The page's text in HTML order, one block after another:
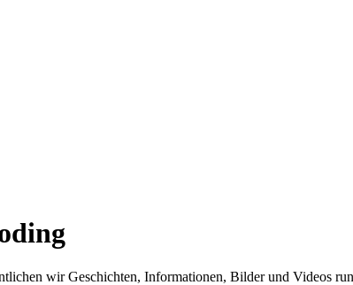
wir Geschichten, Informationen, Bilder und Videos